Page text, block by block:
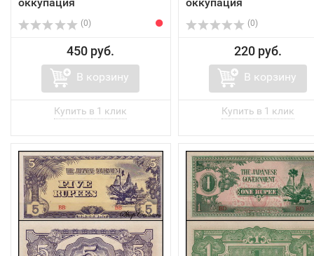
оккупация
(0)
450 руб.
В корзину
оккупация
(0)
220 руб.
В корзину